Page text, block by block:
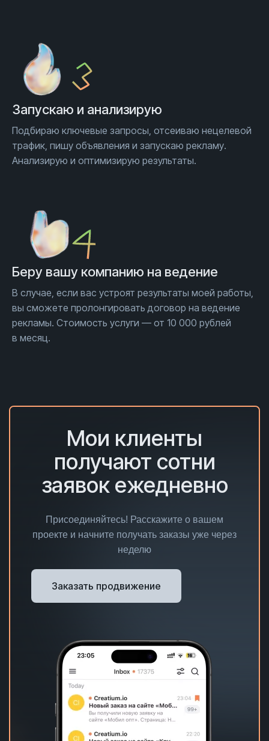
Запускаю и анализирую
Подбираю ключевые запросы, отсеиваю нецелевой
трафик, пишу объявления и запускаю рекламу.
Анализирую и оптимизирую результаты.
Беру вашу компанию на ведение
В случае, если вас устроят результаты моей работы,
вы сможете пролонгировать договор на ведение
рекламы. Стоимость услуги — от 10 000 рублей
в месяц.
Мои клиенты
получают сотни
заявок ежедневно
Присоединяйтесь! Расскажите о вашем
проекте и начните получать заказы уже через
неделю
Заказать продвижение